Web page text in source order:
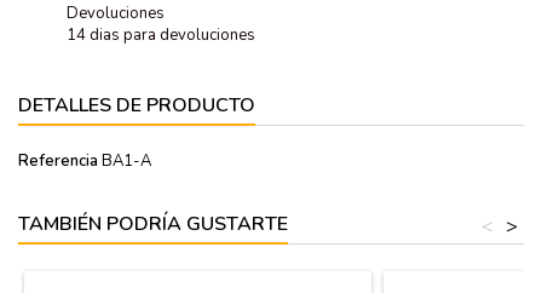
Devoluciones
14 dias para devoluciones
DETALLES DE PRODUCTO
Referencia BA1-A
TAMBIÉN PODRÍA GUSTARTE >
<